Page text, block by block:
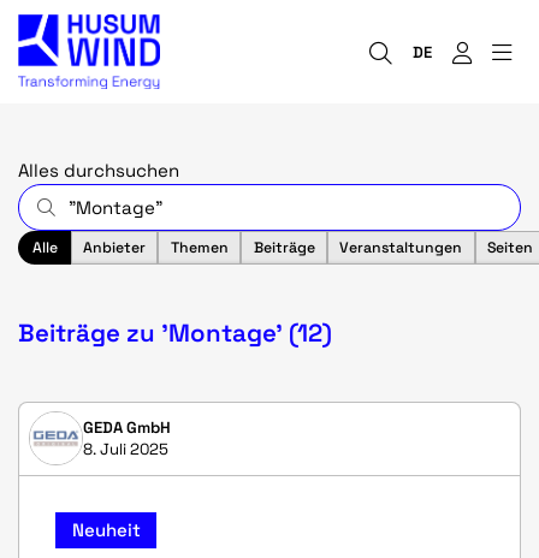
DE
Alles durchsuchen
Alle Anbieter Themen Beiträge Veranstaltungen Seiten
Beiträge zu 'Montage' (12)
GEDA GmbH
8. Juli 2025
Neuheit